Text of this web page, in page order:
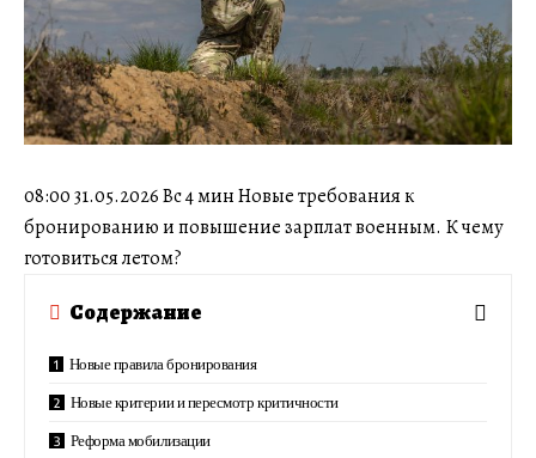
08:00 31.05.2026 Вс 4 мин Новые требования к
бронированию и повышение зарплат военным. К чему
готовиться летом?
Содержание
Новые правила бронирования
Новые критерии и пересмотр критичности
Реформа мобилизации